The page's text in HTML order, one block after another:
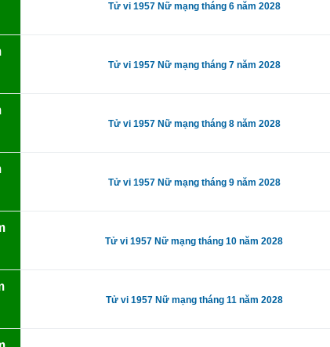
Tử vi 1957 Nữ mạng tháng 6 năm 2028
Tử vi 1957 Nữ mạng tháng 7 năm 2028
Tử vi 1957 Nữ mạng tháng 8 năm 2028
Tử vi 1957 Nữ mạng tháng 9 năm 2028
Tử vi 1957 Nữ mạng tháng 10 năm 2028
Tử vi 1957 Nữ mạng tháng 11 năm 2028